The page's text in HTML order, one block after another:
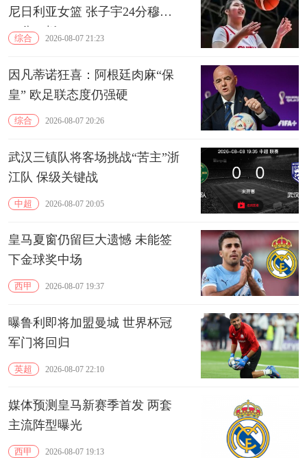
尼日利亚女篮 张子宇24分穆萨
15分10板
综合 2026-08-07 21:23
因凡蒂诺狂喜：阿根廷肉麻“保
皇” 欧足联态度仍强硬
综合 2026-08-07 20:26
武汉三镇队将客场挑战“苦主”浙
江队 保级关键战
中超 2026-08-07 20:05
皇马夏窗仍留巨大遗憾 未能签
下金球奖中场
西甲 2026-08-07 19:37
曝鲁利即将加盟曼城 世界杯冠
军门将回归
英超 2026-08-07 22:10
媒体预测皇马新赛季首发 两套
主流阵型曝光
西甲 2026-08-07 19:13